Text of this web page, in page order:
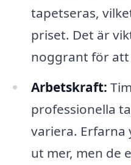
tapetseras,
priset. Det är
noggrant för
Arbetskraft:
professionella
variera. Erfarna
ut mer, men de